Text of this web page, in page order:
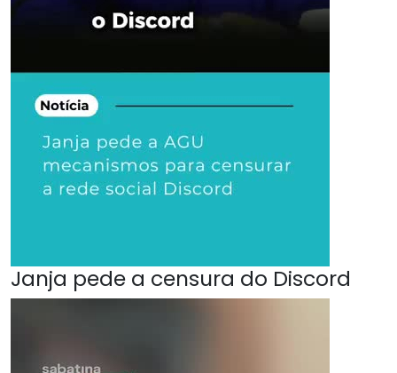
Janja pede a censura do Discord